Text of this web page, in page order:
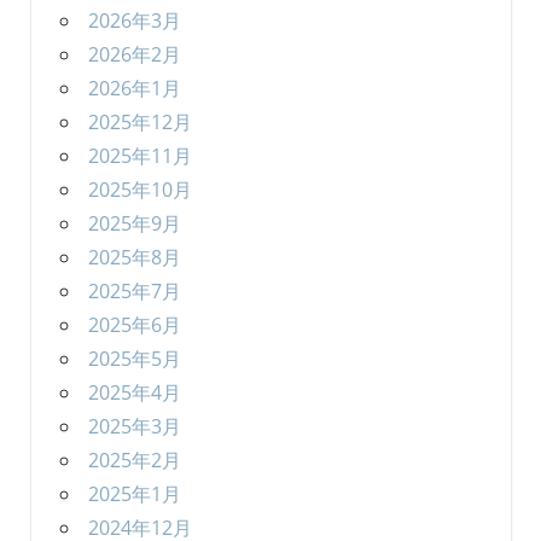
2026年3月
2026年2月
2026年1月
2025年12月
2025年11月
2025年10月
2025年9月
2025年8月
2025年7月
2025年6月
2025年5月
2025年4月
2025年3月
2025年2月
2025年1月
2024年12月